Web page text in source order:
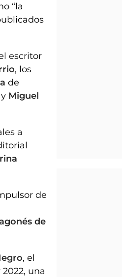
“la
escritor
, los
de
y Miguel
a
de
de
, el
una